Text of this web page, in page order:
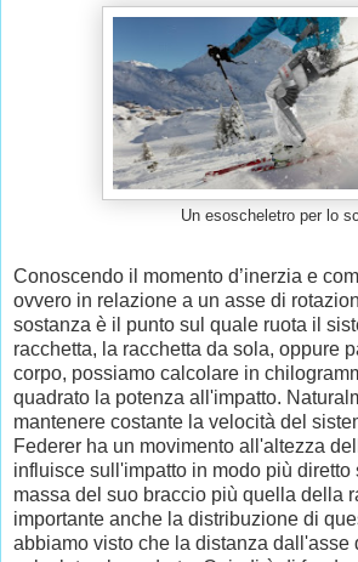
Un esoscheletro per lo
Conoscendo il momento d’inerzia e
ovvero in relazione a un asse di
sostanza è il punto sul quale ruota il
racchetta, la racchetta da sola, oppure
corpo, possiamo calcolare in
quadrato la potenza all'impatto.
mantenere costante la velocità del
Federer ha un movimento all'altezza
influisce sull'impatto in modo più diretto
massa del suo braccio più quella della
importante anche la distribuzione di
abbiamo visto che la distanza dall'asse